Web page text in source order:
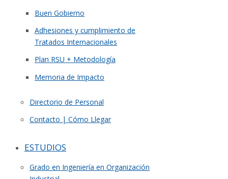
Buen Gobierno
Adhesiones y cumplimiento de
Tratados Internacionales
Plan RSU + Metodología
Memoria de Impacto
Directorio de Personal
Contacto | Cómo Llegar
ESTUDIOS
Grado en Ingeniería en Organización